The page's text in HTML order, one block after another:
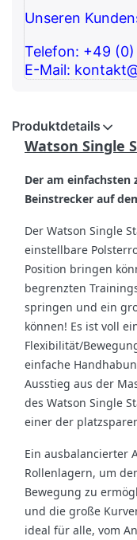
Unseren
Telefon: +49 (0)
E-Mail:
Produktdetails
Watson Single
Der am einfachsten
Beinstrecker auf
Der Watson Single
einstellbare
Position bringen
begrenzten
springen und ein
können! Es ist voll
Flexibilität/
einfache
Ausstieg aus der
des Watson Single
einer der
Ein ausbalancierter
Rollenlagern, um
Bewegung zu
und die große
ideal für alle, vom